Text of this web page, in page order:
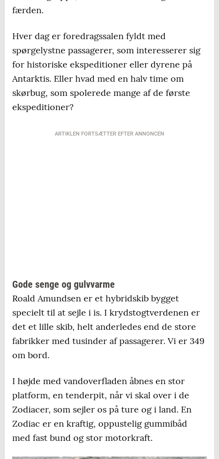
færden.
Hver dag er foredragssalen fyldt med
spørgelystne passagerer, som interesserer sig
for historiske ekspeditioner eller dyrene på
Antarktis. Eller hvad med en halv time om
skørbug, som spolerede mange af de første
ekspeditioner?
ARTIKLEN FORTSÆTTER EFTER ANNONCEN
Gode senge og gulvvarme
Roald Amundsen er et hybridskib bygget
specielt til at sejle i is. I krydstogtverdenen er
det et lille skib, helt anderledes end de store
fabrikker med tusinder af passagerer. Vi er 349
om bord.
I højde med vandoverfladen åbnes en stor
platform, en tenderpit, når vi skal over i de
Zodiacer, som sejler os på ture og i land. En
Zodiac er en kraftig, oppustelig gummibåd
med fast bund og stor motorkraft.